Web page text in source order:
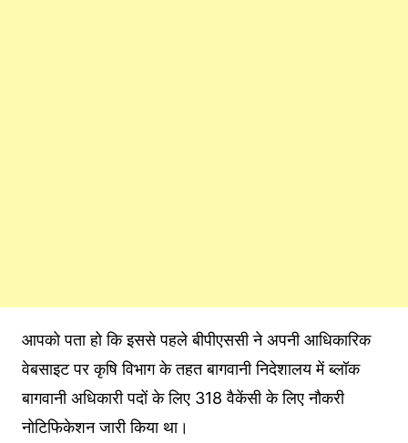
आपको पता हो कि इससे पहले बीपीएससी ने अपनी आधिकारिक
वेबसाइट पर कृषि विभाग के तहत बागवानी निदेशालय में ब्लॉक
बागवानी अधिकारी पदों के लिए 318 वैकेंसी के लिए नौकरी
नोटिफिकेशन जारी किया था।